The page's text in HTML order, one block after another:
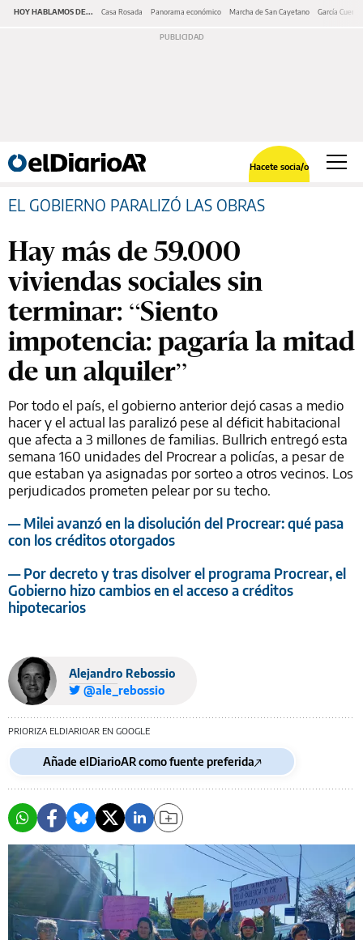
HOY HABLAMOS DE... Casa Rosada Panorama económico Marcha de San Cayetano García Cuerva
Hacete socia/o
EL GOBIERNO PARALIZÓ LAS OBRAS
Hay más de 59.000
viviendas sociales sin
terminar: “Siento
impotencia: pagaría la mitad
de un alquiler”
Por todo el país, el gobierno anterior dejó casas a medio
hacer y el actual las paralizó pese al déficit habitacional
que afecta a 3 millones de familias. Bullrich entregó esta
semana 160 unidades del Procrear a policías, a pesar de
que estaban ya asignadas por sorteo a otros vecinos. Los
perjudicados prometen pelear por su techo.
— Milei avanzó en la disolución del Procrear: qué pasa
con los créditos otorgados
— Por decreto y tras disolver el programa Procrear, el
Gobierno hizo cambios en el acceso a créditos
hipotecarios
Alejandro Rebossio
@ale_rebossio
PRIORIZA ELDIARIOAR EN GOOGLE
Añade elDiarioAR como fuente preferida